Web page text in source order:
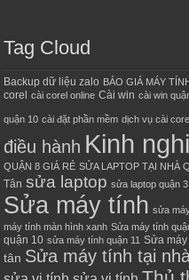
Tag Cloud
Backup dữ liệu zalo BÁO GIÁ MÁY
corel
cài corel online Cài win cài win
quận 10 cài đặt phần mềm dịch vụ cài
điều hành Kinh
QUẬN 8 GIÁ RẺ SỬA LAPTOP TẠI NHÀ
Tân sửa laptop sửa laptop quận 3
Sửa máy tính sửa
máy tính màn hình xanh Sửa máy tính
quận 10 sửa máy tính quận 11 Sửa
tân Sửa máy tính tại